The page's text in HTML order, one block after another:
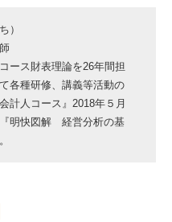
）
ース財表理論を26年間担
各種研修、講義等活動の
計人コース』2018年５月
明快図解 経営分析の基